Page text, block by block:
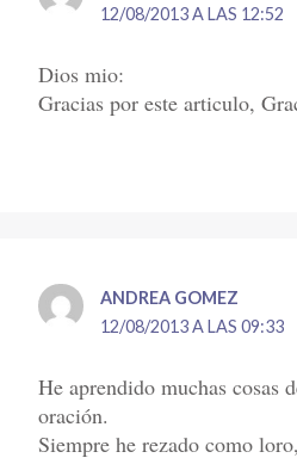
12/08/2013 A LAS 12:52
Dios mio:
Gracias por este articulo,
ANDREA GOMEZ
12/08/2013 A LAS 09:33
He aprendido muchas cosas
oración.
Siempre he rezado como